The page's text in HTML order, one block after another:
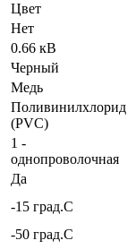
Цвет
Нет
0.66 кВ
Черный
Медь
Поливинилхлорид
(PVC)
1 -
однопроволочная
Да
-15 град.C
-50 град.C